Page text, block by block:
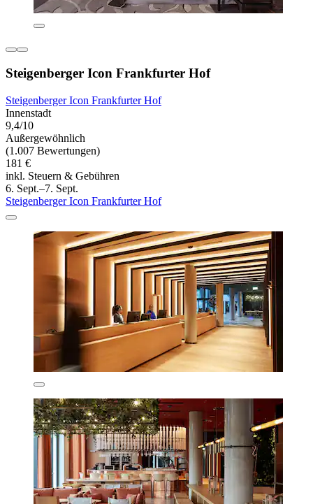
Steigenberger Icon Frankfurter Hof
Steigenberger Icon Frankfurter Hof
Innenstadt
9,4/10
Außergewöhnlich
(1.007 Bewertungen)
181 €
inkl. Steuern & Gebühren
6. Sept.–7. Sept.
Steigenberger Icon Frankfurter Hof